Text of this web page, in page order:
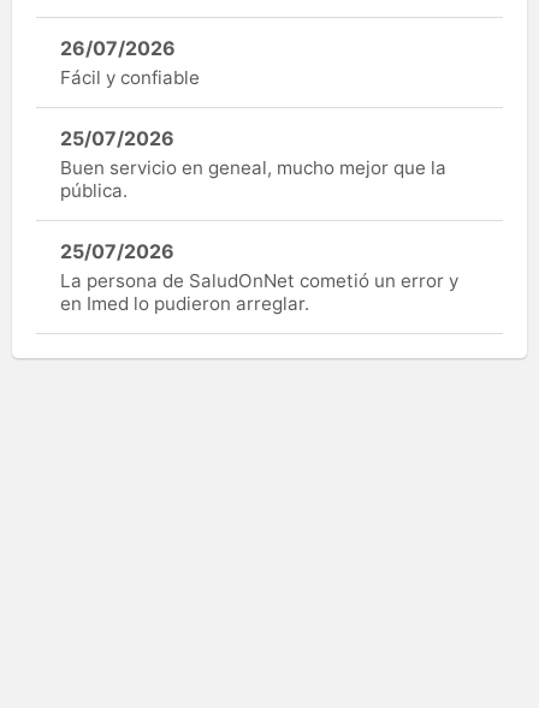
26/07/2026
Fácil y confiable
25/07/2026
Buen servicio en geneal, mucho mejor que la
pública.
25/07/2026
La persona de SaludOnNet cometió un error y
en Imed lo pudieron arreglar.